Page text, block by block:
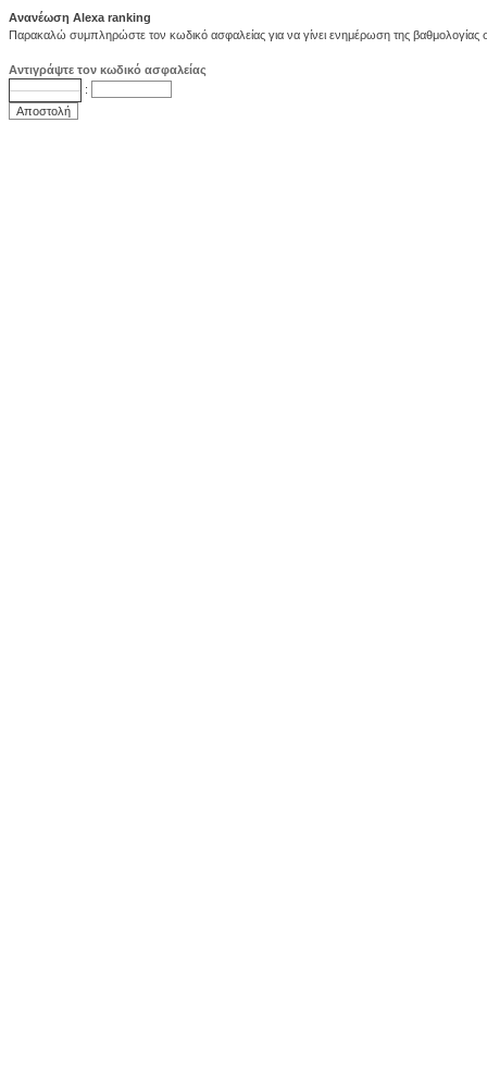
Ανανέωση Alexa ranking
Παρακαλώ συμπληρώστε τον κωδικό ασφαλείας για να γίνει ενημέρωση της βαθμολογίας
Αντιγράψτε τον κωδικό ασφαλείας
: